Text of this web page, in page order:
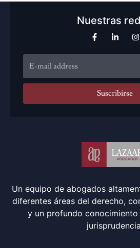
Nuestras
Suscribirse
Un equipo de abogados
diferentes áreas del derecho,
y un profundo conocimiento